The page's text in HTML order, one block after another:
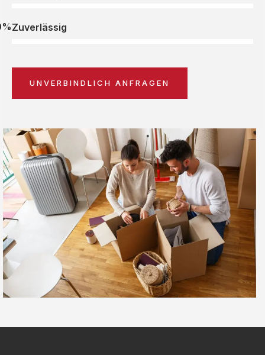
Zuverlässig
UNVERBINDLICH ANFRAGEN